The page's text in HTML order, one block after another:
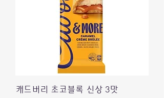
캐드버리 초코블록 신상 3맛